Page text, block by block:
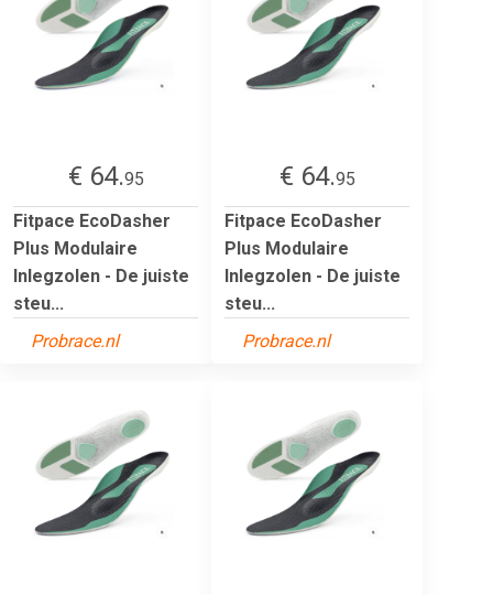
€ 64.95
Fitpace EcoDasher
Plus Modulaire
Inlegzolen - De juiste
steu...
Probrace.nl
€ 64.95
Fitpace EcoDasher
Plus Modulaire
Inlegzolen - De juiste
steu...
Probrace.nl